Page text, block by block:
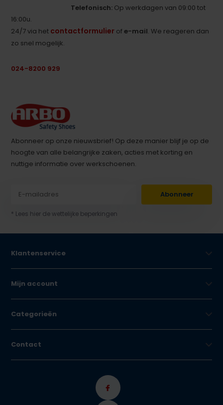
Telefonisch: Op werkdagen van 09:00 tot
16:00u.
24/7 via het contactformulier ofe-mail. We reageren dan
zo snel mogelijk.
024-8200 929
Abonneer op onze nieuwsbrief! Op deze manier blijf je op de
hoogte van alle belangrijke zaken, acties met korting en
nuttige informatie over werkschoenen.
Abonneer
* Lees hier de wettelijke beperkingen
Klantenservice
Mijn account
Categorieën
Contact